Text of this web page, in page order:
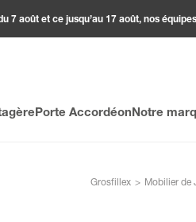
7 août et ce jusqu’au 17 août, nos
Porte AccordéonNotre
Grosfillex > Mobilier de